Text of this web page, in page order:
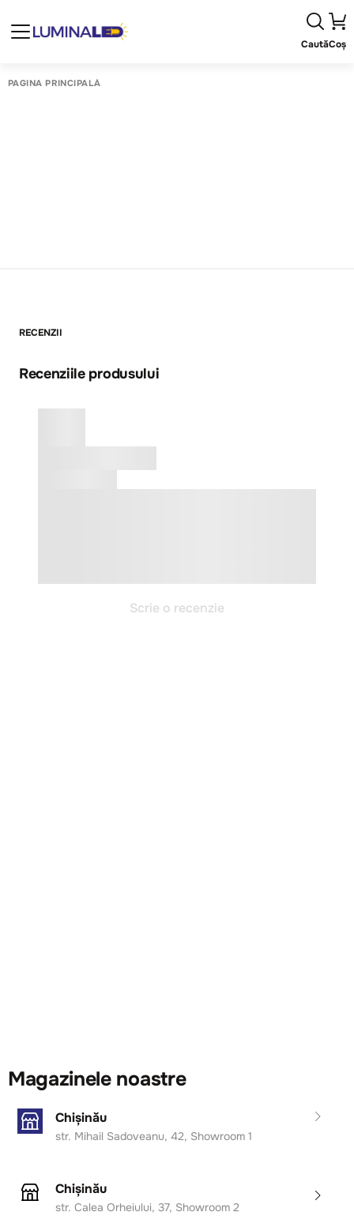
CautăCoș
PAGINA PRINCIPALĂ
RECENZII
Recenziile produsului
Scrie o recenzie
Magazinele noastre
Chișinău
str. Mihail Sadoveanu, 42, Showroom 1
Chișinău
str. Calea Orheiului, 37, Showroom 2